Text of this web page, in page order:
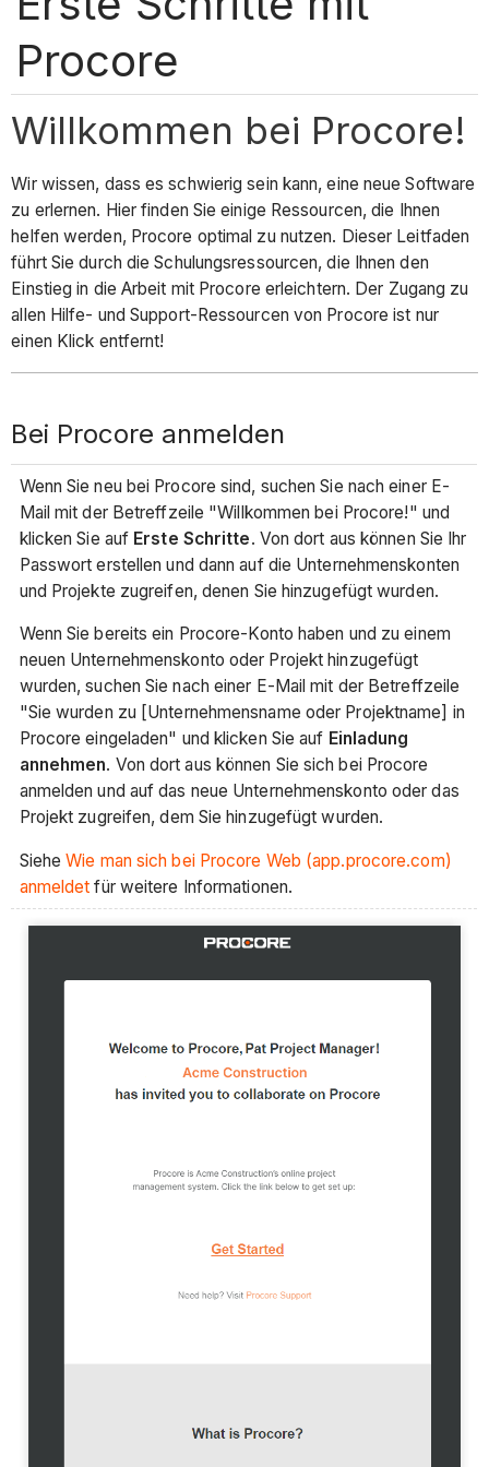
Procore
Willkommen bei Procore!
Wir wissen, dass es schwierig sein kann, eine neue Software
zu erlernen. Hier finden Sie einige Ressourcen, die Ihnen
helfen werden, Procore optimal zu nutzen. Dieser Leitfaden
führt Sie durch die Schulungsressourcen, die Ihnen den
Einstieg in die Arbeit mit Procore erleichtern. Der Zugang zu
allen Hilfe- und Support-Ressourcen von Procore ist nur
einen Klick entfernt!
Bei Procore anmelden
Wenn Sie neu bei Procore sind, suchen Sie nach einer E-
Mail mit der Betreffzeile "Willkommen bei Procore!" und
klicken Sie auf Erste Schritte. Von dort aus können Sie Ihr
Passwort erstellen und dann auf die Unternehmenskonten
und Projekte zugreifen, denen Sie hinzugefügt wurden.
Wenn Sie bereits ein Procore-Konto haben und zu einem
neuen Unternehmenskonto oder Projekt hinzugefügt
wurden, suchen Sie nach einer E-Mail mit der Betreffzeile
"Sie wurden zu [Unternehmensname oder Projektname] in
Procore eingeladen" und klicken Sie auf Einladung
annehmen. Von dort aus können Sie sich bei Procore
anmelden und auf das neue Unternehmenskonto oder das
Projekt zugreifen, dem Sie hinzugefügt wurden.
SieheWie man sich bei Procore Web (app.procore.com)
anmeldet für weitere Informationen.